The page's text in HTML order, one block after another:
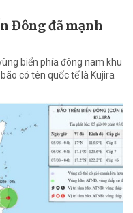
Đông đã mạnh
biển phía đông nam khu
có tên quốc tế là Kujira